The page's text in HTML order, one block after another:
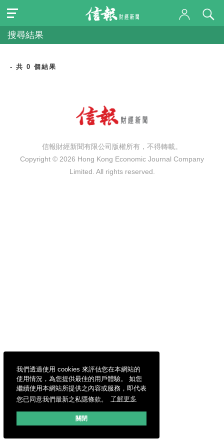
我們透過使用 cookies 來評估您在本網站的
使用情況，為您提供最佳的用戶體驗。 如您
繼續使用本網站所提供之內容或服務，即代表
您已同意我們最新之私隱條款。
了解更多
關閉
搜尋結果
- 共 0 個結果
信報財經新聞有限公司版權所有，不得轉載。
Copyright © 2026 Hong Kong Economic Journal Company
Limited. All rights reserved.